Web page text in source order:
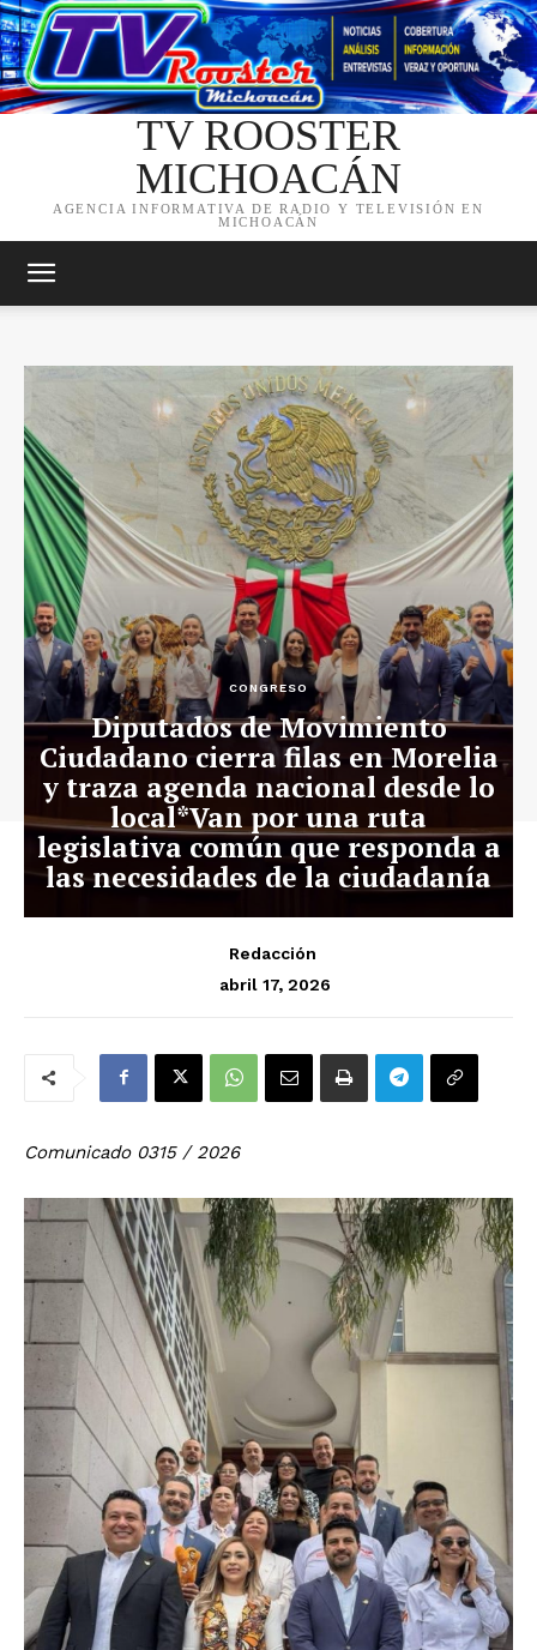
TV ROOSTER
MICHOACÁN
AGENCIA INFORMATIVA DE RADIO Y TELEVISIÓN EN
MICHOACÁN
CONGRESO
Diputados de Movimiento
Ciudadano cierra filas en Morelia
y traza agenda nacional desde lo
local*Van por una ruta
legislativa común que responda a
las necesidades de la ciudadanía
Redacción
abril 17, 2026
Comunicado 0315 / 2026